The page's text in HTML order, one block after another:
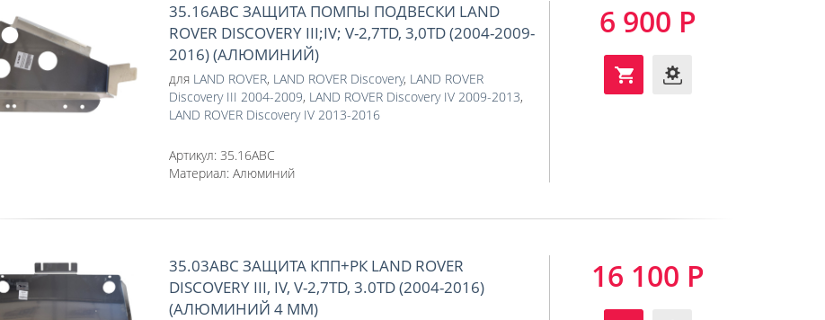
35.16ABC ЗАЩИТА ПОМПЫ ПОДВЕСКИ LAND
ROVER DISCOVERY III;IV; V-2,7TD, 3,0TD (2004-2009-
2016) (АЛЮМИНИЙ)
для LAND ROVER, LAND ROVER Discovery, LAND ROVER
Discovery III 2004-2009, LAND ROVER Discovery IV 2009-2013,
LAND ROVER Discovery IV 2013-2016
Артикул: 35.16ABC
Материал: Алюминий
6 900 Р
35.03ABC ЗАЩИТА КПП+РК LAND ROVER
DISCOVERY III, IV, V-2,7TD, 3.0TD (2004-2016)
(АЛЮМИНИЙ 4 ММ)
16 100 Р